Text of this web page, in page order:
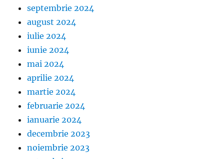
septembrie 2024
august 2024
iulie 2024
iunie 2024
mai 2024
aprilie 2024
martie 2024
februarie 2024
ianuarie 2024
decembrie 2023
noiembrie 2023